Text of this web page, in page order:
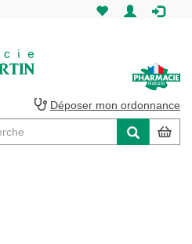
Martin
Pharmacie
Déposer mon ordonnance